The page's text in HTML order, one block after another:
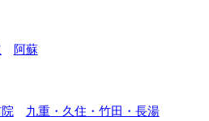
阿蘇
九重・久住・竹田・長湯